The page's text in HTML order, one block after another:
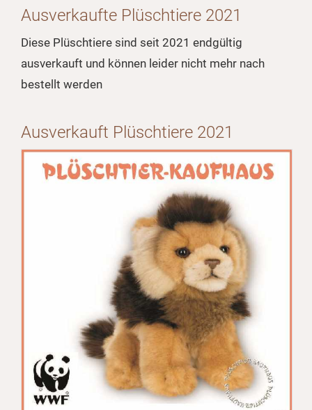
Ausverkaufte Plüschtiere 2021
Diese Plüschtiere sind seit 2021 endgültig
ausverkauft und können leider nicht mehr nach
bestellt werden
Ausverkauft Plüschtiere 2021